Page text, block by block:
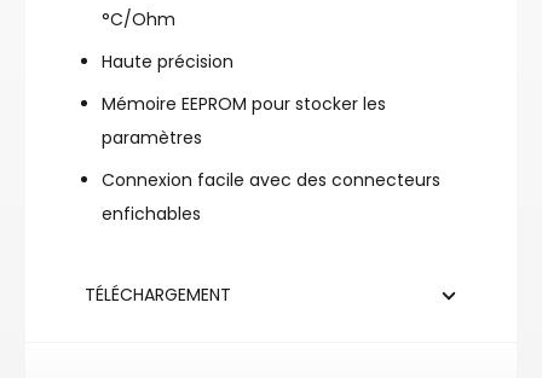
°C/Ohm
Haute précision
Mémoire EEPROM pour stocker les
paramètres
Connexion facile avec des connecteurs
enfichables
TÉLÉCHARGEMENT